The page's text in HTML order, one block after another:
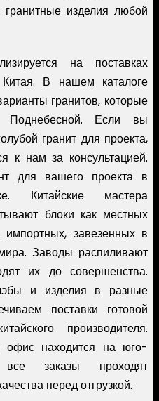
изделия любой
на поставках
Китая. В нашем каталоге
гранитов, которые
Если вы
гранит для проекта,
к нам за консультацией.
для вашего проекта в
Китайские мастера
блоки как местных
импортных, завезенных в
Заводы распиливают
их до совершенства.
и изделия в разные
поставки готовой
производителя.
офис находится на юго-
все заказы проходят
перед отгрузкой.